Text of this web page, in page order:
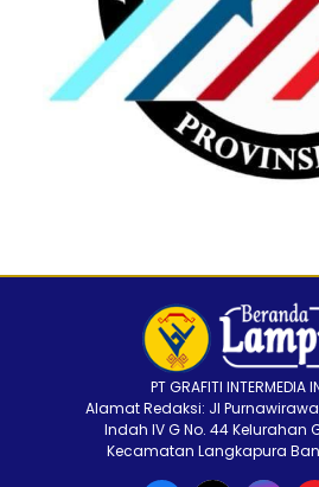
PT GRAFITI INTERMEDIA
Alamat Redaksi: Jl
Indah IV G No. 44 Kelurahan
Kecamatan Langkapura